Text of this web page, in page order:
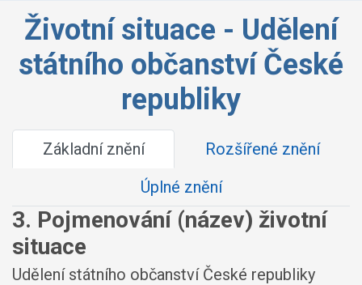
Životní situace - Udělení
státního občanství České
republiky
Základní znění
Rozšířené znění
Úplné znění
3. Pojmenování (název) životní
situace
Udělení státního občanství České republiky